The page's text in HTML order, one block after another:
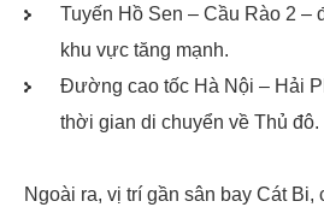
Tuyến Hồ Sen – Cầu Rào 2 –
khu vực tăng mạnh.
Đường cao tốc Hà Nội – Hải
thời gian di chuyển về Thủ đô.
Ngoài ra, vị trí gần sân bay Cát Bi,